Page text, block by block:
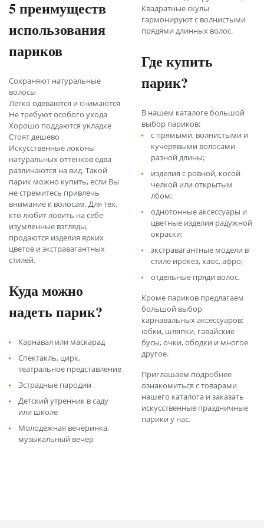
5 преимуществ
использования
париков
Сохраняют натуральные
волосы
Легко одеваются и снимаются
Не требуют особого ухода
Хорошо поддаются укладке
Стоят дешево
Искусственные локоны
натуральных оттенков едва
различаются на вид. Такой
парик можно купить, если Вы
не стремитесь привлечь
внимание к волосам. Для тех,
кто любит ловить на себе
изумленные взгляды,
продаются изделия ярких
цветов и экстравагантных
стилей.
Куда можно
надеть парик?
Карнавал или маскарад
Спектакль, цирк,
театральное представление
Эстрадные пародии
Детский утренник в саду
или школе
Молодежная вечеринка,
музыкальный вечер
Квадратные скулы
гармонируют с волнистыми
прядями длинных волос.
Где купить
парик?
В нашем каталоге большой
выбор париков:
с прямыми, волнистыми и
кучерявыми волосами
разной длины;
изделия с ровной, косой
челкой или открытым
лбом;
однотонные аксессуары и
цветные изделия радужной
окраски;
экстравагантные модели в
стиле ирокез, хаос, афро;
отдельные пряди волос.
Кроме париков предлагаем
большой выбор
карнавальных аксессуаров:
юбки, шляпки, гавайские
бусы, очки, ободки и многое
другое.
Приглашаем подробнее
ознакомиться с товарами
нашего каталога и заказать
искусственные праздничные
парики у нас.